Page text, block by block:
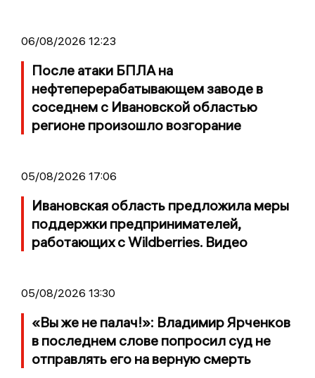
06/08/2026 12:23
После атаки БПЛА на
нефтеперерабатывающем заводе в
соседнем с Ивановской областью
регионе произошло возгорание
05/08/2026 17:06
Ивановская область предложила меры
поддержки предпринимателей,
работающих с Wildberries. Видео
05/08/2026 13:30
«Вы же не палач!»: Владимир Ярченков
в последнем слове попросил суд не
отправлять его на верную смерть